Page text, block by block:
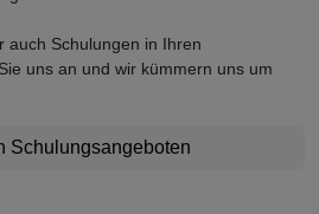
auch Schulungen in Ihren
uns an und wir kümmern uns um
Schulungsangeboten